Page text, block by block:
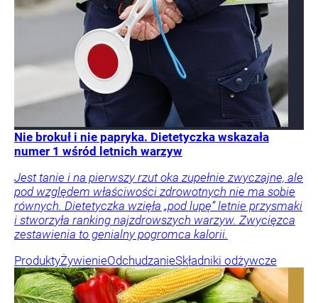
Nie brokuł i nie papryka. Dietetyczka wskazała
numer 1 wśród letnich warzyw
Jest tanie i na pierwszy rzut oka zupełnie zwyczajne, ale
pod względem właściwości zdrowotnych nie ma sobie
równych. Dietetyczka wzięła „pod lupę” letnie przysmaki
i stworzyła ranking najzdrowszych warzyw. Zwycięzca
zestawienia to genialny pogromca kalorii.
ProduktyŻywienieOdchudzanieSkładniki odżywcze